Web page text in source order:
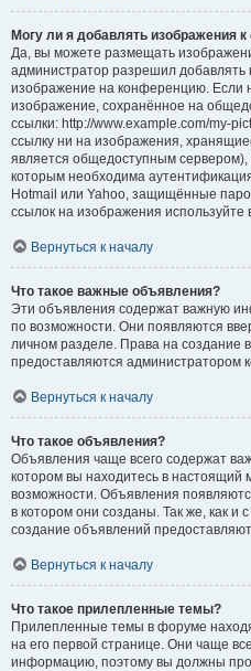
Могу ли я добавлять изображения
Да, вы можете размещать
администратор разрешил добавлять
изображение на конференцию. Если
изображение, сохранённое на
ссылки: http://www.example.com/my-
ссылку ни на изображения,
является общедоступным
которым необходима
Hotmail или Yahoo, защищённые
ссылок на изображения используйте
Вернуться к началу
Что такое важные объявления?
Эти объявления содержат важную
по возможности. Они появляются
личном разделе. Права на создание
предоставляются администратором
Вернуться к началу
Что такое объявления?
Объявления чаще всего содержат
котором вы находитесь в
возможности. Объявления
в котором они созданы. Так же, как
создание объявлений
Вернуться к началу
Что такое прилепленные темы?
Прилепленные темы в форуме
на его первой странице. Они чаще
информацию, поэтому вы должны